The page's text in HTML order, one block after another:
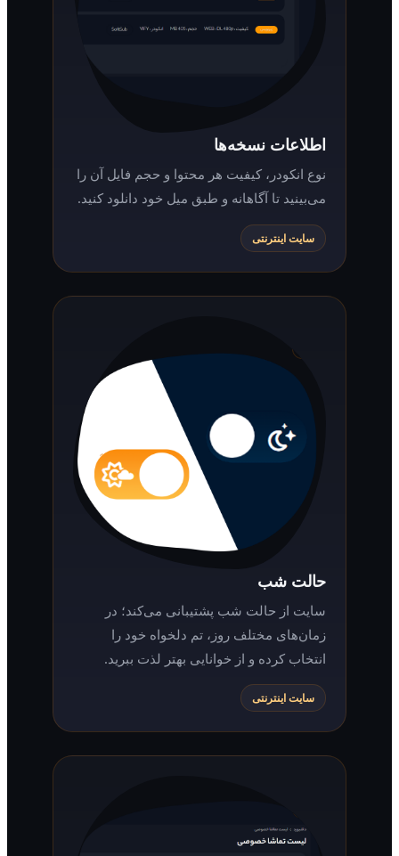
اطلاعات نسخه‌ها
نوع انکودر، کیفیت هر محتوا و حجم فایل آن را
می‌بینید تا آگاهانه و طبق میل خود دانلود کنید.
سایت اینترنتی
حالت شب
سایت از حالت شب پشتیبانی می‌کند؛ در
زمان‌های مختلف روز، تم دلخواه خود را
انتخاب کرده و از خوانایی بهتر لذت ببرید.
سایت اینترنتی